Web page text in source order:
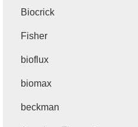
Biocrick
Fisher
bioflux
biomax
beckman